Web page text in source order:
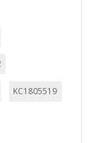
KC1805519